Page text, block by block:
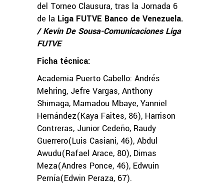
del Torneo Clausura, tras la Jornada 6
de la Liga FUTVE Banco de Venezuela.
/ Kevin De Sousa-Comunicaciones Liga
FUTVE
Ficha técnica:
Academia Puerto Cabello: Andrés
Mehring, Jefre Vargas, Anthony
Shimaga, Mamadou Mbaye, Yanniel
Hernández(Kaya Faites, 86), Harrison
Contreras, Junior Cedeño, Raudy
Guerrero(Luis Casiani, 46), Abdul
Awudu(Rafael Arace, 80), Dimas
Meza(Andres Ponce, 46), Edwuin
Pernía(Edwin Peraza, 67).